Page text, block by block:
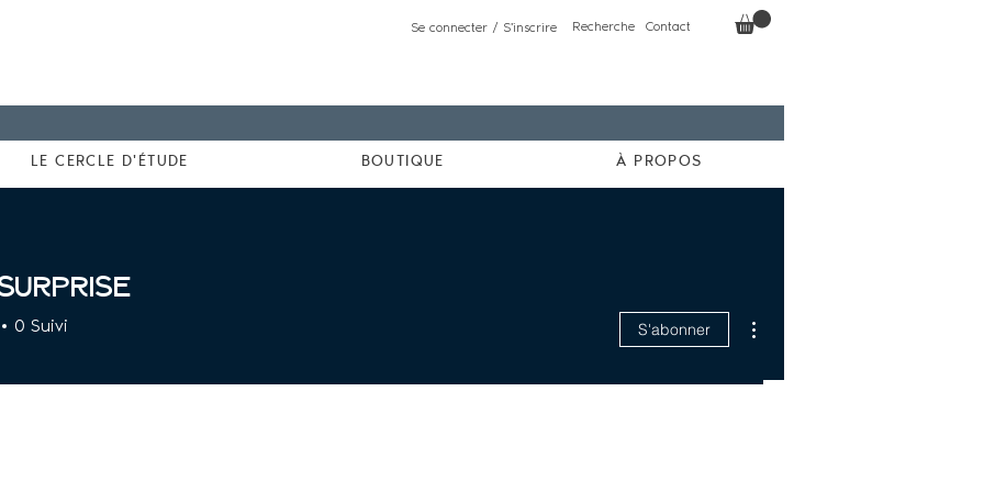
Se connecter / S'inscrire Recherche Contact
LE CERCLE D'ÉTUDE BOUTIQUE À PROPOS
0 Suivi S'abonner